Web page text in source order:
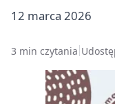
12 marca 2026
3 min czytania